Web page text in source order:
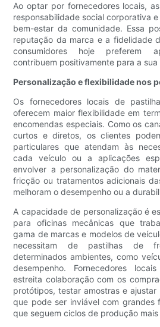
Ao optar por fornecedores locais,
responsabilidade social corporativa
bem-estar da comunidade. Essa
reputação da marca e a fidelidade
consumidores hoje preferem
contribuem positivamente para a sua
Personalização e flexibilidade nos
Os fornecedores locais de
oferecem maior flexibilidade em
encomendas especiais. Como os
curtos e diretos, os clientes
particulares que atendam às
cada veículo ou a aplicações
envolver a personalização do
fricção ou tratamentos adicionais
melhoram o desempenho ou a
A capacidade de personalização é
para oficinas mecânicas que
gama de marcas e modelos de
necessitam de pastilhas de
determinados ambientes, como
desempenho. Fornecedores
estreita colaboração com os
protótipos, testar amostras e
que pode ser inviável com grandes
que seguem ciclos de produção